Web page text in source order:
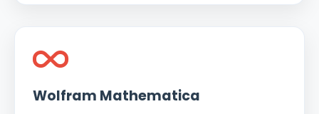
Wolfram Mathematica